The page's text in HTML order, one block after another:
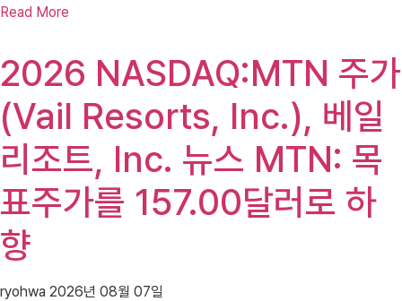
Read More
2026 NASDAQ:MTN 주가
(Vail Resorts, Inc.), 베일
리조트, Inc. 뉴스 MTN: 목
표주가를 157.00달러로 하
향
ryohwa 2026년 08월 07일